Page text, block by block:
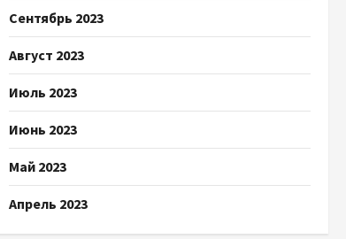
Сентябрь 2023
Август 2023
Июль 2023
Июнь 2023
Май 2023
Апрель 2023